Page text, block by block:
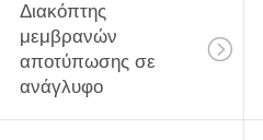
Διακόπτης
μεμβρανών
αποτύπωσης σε
ανάγλυφο